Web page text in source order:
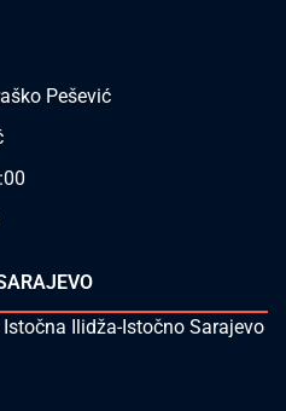
Pešević
Ilidža-Istočno Sarajevo